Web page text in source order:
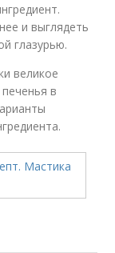
и выглядеть
глазурью.
великое
в